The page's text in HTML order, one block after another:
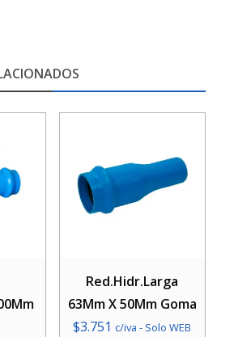
Red.Hidr.Larga
63Mm X 50Mm Goma
$3.751 c/iva - Solo WEB